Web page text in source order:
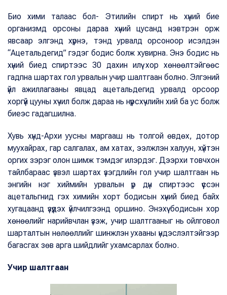
Био хими талаас бол- Этилийн спирт нь хүний бие
организмд орсоны дараа хүний цусанд нэвтрэн орж
явсаар элгэнд хүрнэ, тэнд урвалд орсоноор исэлдэн
“Ацетальдегид” гэдэг бодис болж хувирна. Энэ бодис нь
хүний биед спиртээс 30 дахин илүү хор хөнөөлтэйгөөс
гадпна шартах гол урвалын учир шалтгаан болно. Элгэний
үйл ажиллагааны явцад ацетальдегид урвалд орсоор
хоргүй цууны хүчил болж дараа нь нүүрсхүчлийн хий ба ус болж
биеэс гадагшилна.
Хувь хүнд-Архи уусны маргааш нь толгой өвдөх, дотор
муухайрах, гар салгалах, ам хатах, ээлжлэн халуун, хүйтэн
оргих зэрэг олон шимж тэмдэг илэрдэг. Дээрхи товчхон
тайлбараас үзвэл шартах үзэгдлийн гол учир шалтгаан нь
энгийн нэг хиймийн урвалын үр дүн спиртээс үүссэн
ацетальгнид гэх химийн хорт бодисын хүний биед байх
хугацаанд үзүүдэх үйлчилгээнд оршино. Энэхүү бодисын хор
хөнөөлийг нарийвчлан үзэж, учир шалтгааныг нь ойлговол
шарталтын нөлөөллийг шинжлэн ухааны үндэслэлтэйгээр
багасгах зөв арга шийдлийг ухамсарлах болно.
Учир шалтгаан